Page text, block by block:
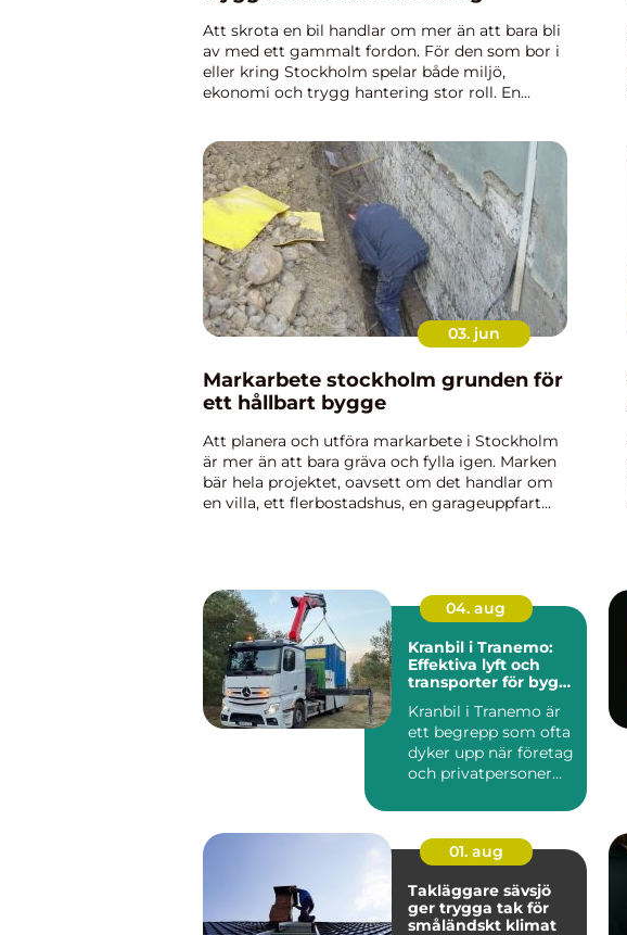
Att skrota en bil handlar om mer än att bara bli
av med ett gammalt fordon. För den som bor i
eller kring Stockholm spelar både miljö,
ekonomi och trygg hantering stor roll. En
03. jun
Markarbete stockholm grunden för
ett hållbart bygge
Att planera och utföra markarbete i Stockholm
är mer än att bara gräva och fylla igen. Marken
bär hela projektet, oavsett om det handlar om
en villa, ett flerbostadshus, en garageuppfart
04. aug
Kranbil i Tranemo:
Effektiva lyft och
transporter för bygg
Kranbil i Tranemo är
ett begrepp som ofta
dyker upp när företag
och privatpersoner
01. aug
Takläggare sävsjö
ger trygga tak för
småländskt klimat